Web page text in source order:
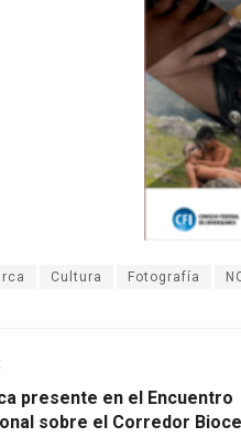
Cultura Fotografía
presente en el Encuentro
sobre el Corredor